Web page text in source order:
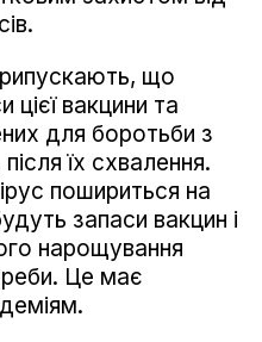
що
цієї вакцини та
для боротьби з
їх схвалення.
пошириться на
запаси вакцин і
нарощування
Це має